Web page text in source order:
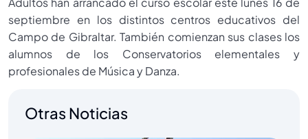
septiembre en los distintos centros educativos del
Campo de Gibraltar. También comienzan sus clases los
alumnos de los Conservatorios elementales y
profesionales de Música y Danza.
Otras Noticias